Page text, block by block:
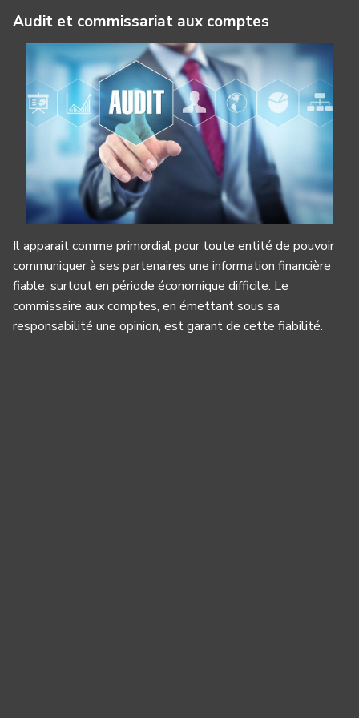
Audit et commissariat aux comptes
Il apparait comme primordial pour toute entité de pouvoir
communiquer à ses partenaires une information financière
fiable, surtout en période économique difficile. Le
commissaire aux comptes, en émettant sous sa
responsabilité une opinion, est garant de cette fiabilité.